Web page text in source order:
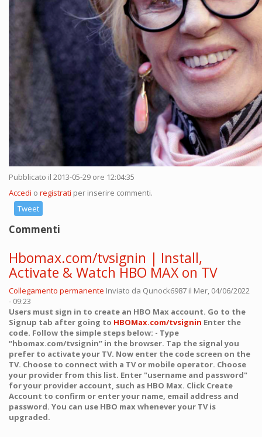
Pubblicato il 2013-05-29 ore 12:04:35
Accedi o registrati per inserire commenti.
Tweet
Commenti
Hbomax.com/tvsignin | Install,
Activate & Watch HBO MAX on TV
Collegamento permanente Inviato da Qunock6987 il Mer, 04/06/2022
- 09:23
Users must sign in to create an HBO Max account. Go to the
Signup tab after going to HBOMax.com/tvsignin Enter the
code. Follow the simple steps below: - Type
“hbomax.com/tvsignin” in the browser. Tap the signal you
prefer to activate your TV. Now enter the code screen on the
TV. Choose to connect with a TV or mobile operator. Choose
your provider from this list. Enter "username and password"
for your provider account, such as HBO Max. Click Create
Account to confirm or enter your name, email address and
password. You can use HBO max whenever your TV is
upgraded.